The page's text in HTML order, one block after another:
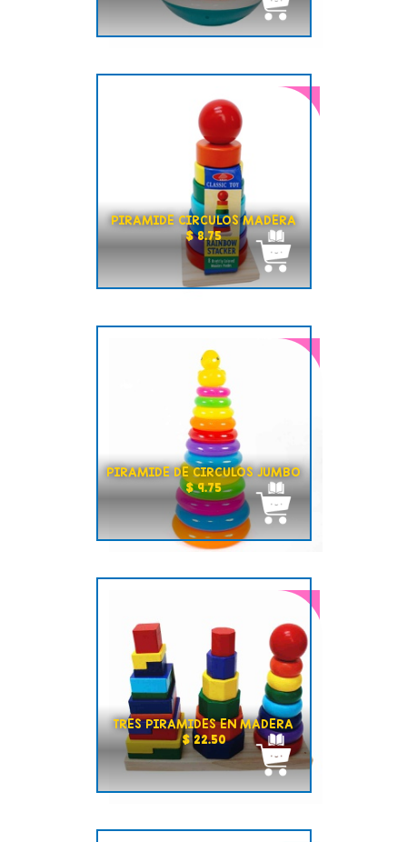
PIRAMIDE CIRCULOS MADERA
$ 8.75
PIRAMIDE DE CIRCULOS JUMBO
$ 9.75
TRES PIRAMIDES EN MADERA
$ 22.50